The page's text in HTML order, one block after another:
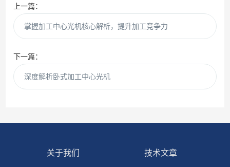
上一篇：
掌握加工中心光机核心解析，提升加工竞争力
下一篇：
深度解析卧式加工中心光机
关于我们 技术文章